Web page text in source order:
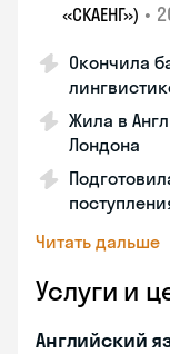
«СКАЕНГ») •
Окончила
Жила в
Лондона
Читать дальше
Услуги и
Английский